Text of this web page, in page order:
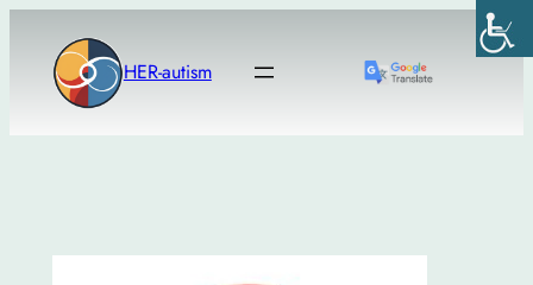
περιεχόμενο
HER-autism